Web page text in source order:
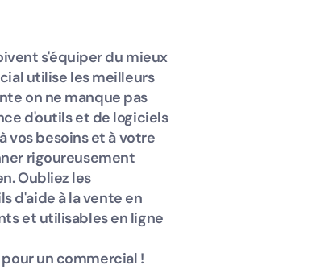
s'équiper du mieux
utilise les meilleurs
on ne manque pas
d'outils et de logiciels
vos besoins et à votre
rigoureusement
Oubliez les
d'aide à la vente en
et utilisables en ligne
un commercial !